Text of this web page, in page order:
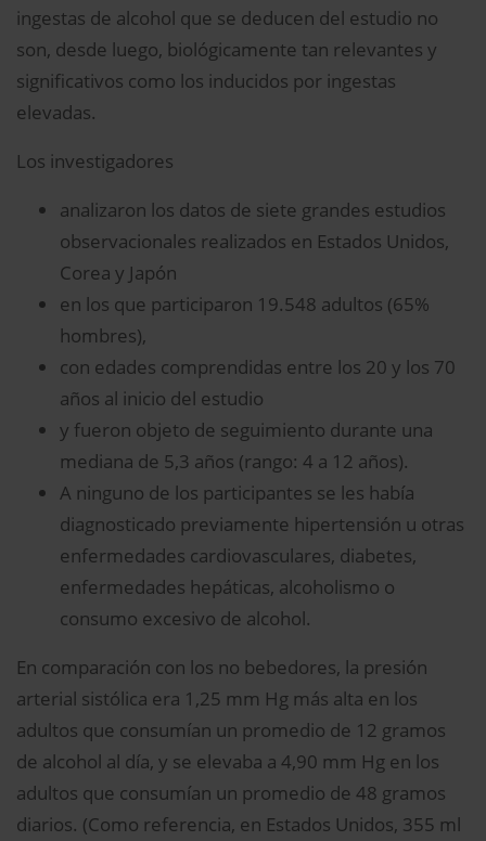
ingestas de alcohol que se deducen del estudio no
son, desde luego, biológicamente tan relevantes y
significativos como los inducidos por ingestas
elevadas.
Los investigadores
analizaron los datos de siete grandes estudios
observacionales realizados en Estados Unidos,
Corea y Japón
en los que participaron 19.548 adultos (65%
hombres),
con edades comprendidas entre los 20 y los 70
años al inicio del estudio
y fueron objeto de seguimiento durante una
mediana de 5,3 años (rango: 4 a 12 años).
A ninguno de los participantes se les había
diagnosticado previamente hipertensión u otras
enfermedades cardiovasculares, diabetes,
enfermedades hepáticas, alcoholismo o
consumo excesivo de alcohol.
En comparación con los no bebedores, la presión
arterial sistólica era 1,25 mm Hg más alta en los
adultos que consumían un promedio de 12 gramos
de alcohol al día, y se elevaba a 4,90 mm Hg en los
adultos que consumían un promedio de 48 gramos
diarios. (Como referencia, en Estados Unidos, 355 ml